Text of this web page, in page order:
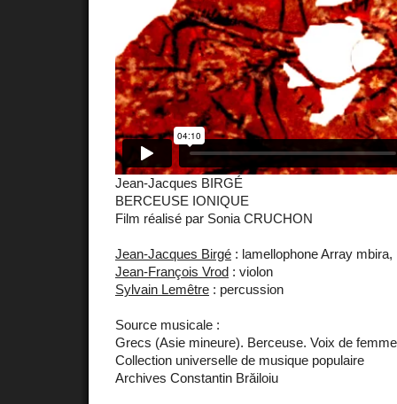
Jean-Jacques BIRGÉ
BERCEUSE IONIQUE
Film réalisé par Sonia CRUCHON
Jean-Jacques Birgé : lamellophone Array mbira,
Jean-François Vrod : violon
Sylvain Lemêtre : percussion
Source musicale :
Grecs (Asie mineure). Berceuse. Voix de
Collection universelle de musique populaire
Archives Constantin Brăiloiu